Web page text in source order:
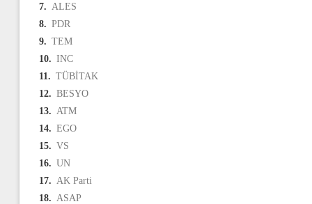
7. ALES
8. PDR
9. TEM
10. INC
11. TÜBİTAK
12. BESYO
13. ATM
14. EGO
15. VS
16. UN
17. AK Parti
18. ASAP